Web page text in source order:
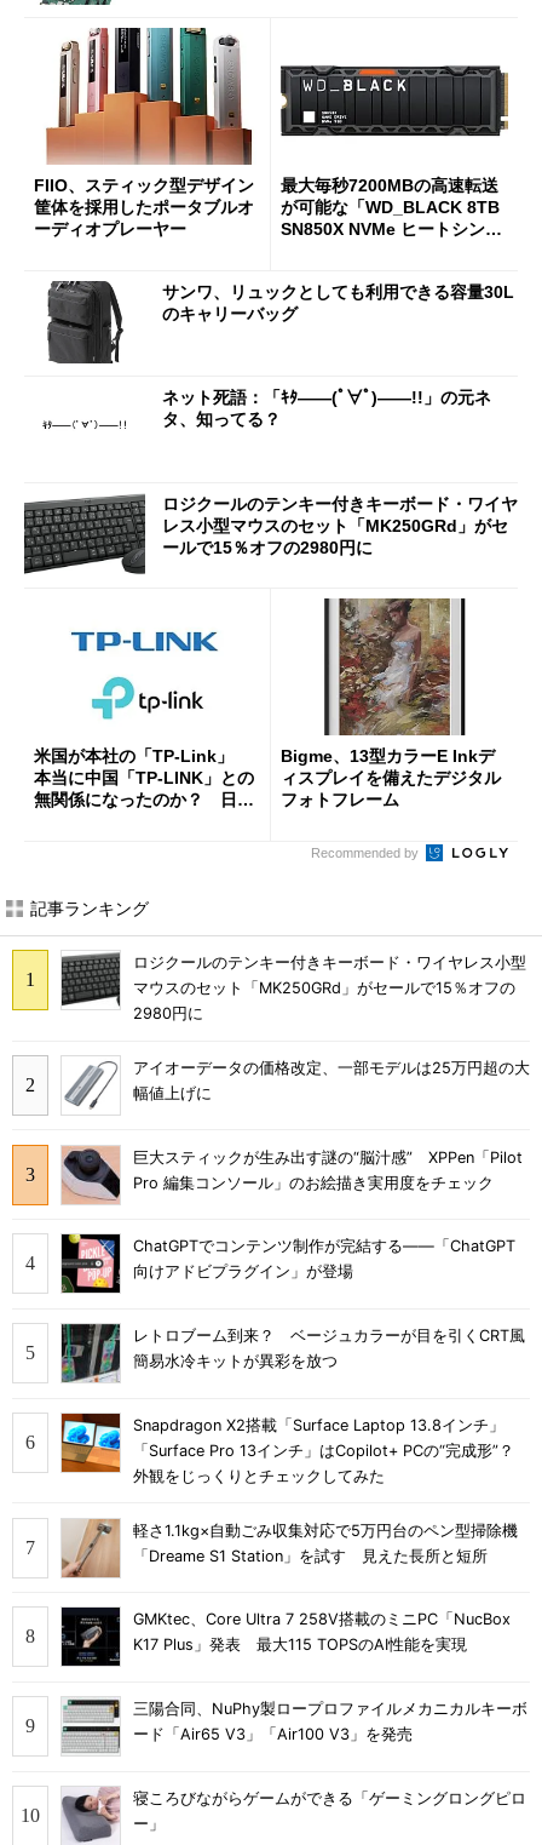
FIIO、スティック型デザイン
筐体を採用したポータブルオ
ーディオプレーヤー
最大毎秒7200MBの高速転送
が可能な「WD_BLACK 8TB
SN850X NVMe ヒートシンク
サンワ、リュックとしても利用できる容量30L
のキャリーバッグ
ネット死語：「ｷﾀ――(ﾟ∀ﾟ)――!!」の元ネ
タ、知ってる？
ロジクールのテンキー付きキーボード・ワイヤ
レス小型マウスのセット「MK250GRd」がセ
ールで15％オフの2980円に
米国が本社の「TP-Link」
本当に中国「TP-LINK」との
無関係になったのか？ 日本
Bigme、13型カラーE Inkデ
ィスプレイを備えたデジタル
フォトフレーム
Recommended by
記事ランキング
ロジクールのテンキー付きキーボード・ワイヤレス小型
マウスのセット「MK250GRd」がセールで15％オフの
2980円に
アイオーデータの価格改定、一部モデルは25万円超の大
幅値上げに
巨大スティックが生み出す謎の“脳汁感” XPPen「Pilot
Pro 編集コンソール」のお絵描き実用度をチェック
ChatGPTでコンテンツ制作が完結する――「ChatGPT
向けアドビプラグイン」が登場
レトロブーム到来？ ベージュカラーが目を引くCRT風
簡易水冷キットが異彩を放つ
Snapdragon X2搭載「Surface Laptop 13.8インチ」
「Surface Pro 13インチ」はCopilot+ PCの“完成形”？
外観をじっくりとチェックしてみた
軽さ1.1kg×自動ごみ収集対応で5万円台のペン型掃除機
「Dreame S1 Station」を試す 見えた長所と短所
GMKtec、Core Ultra 7 258V搭載のミニPC「NucBox
K17 Plus」発表 最大115 TOPSのAI性能を実現
三陽合同、NuPhy製ロープロファイルメカニカルキーボ
ード「Air65 V3」「Air100 V3」を発売
寝ころびながらゲームができる「ゲーミングロングピロ
ー」